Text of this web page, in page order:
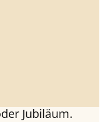
Jubiläum.